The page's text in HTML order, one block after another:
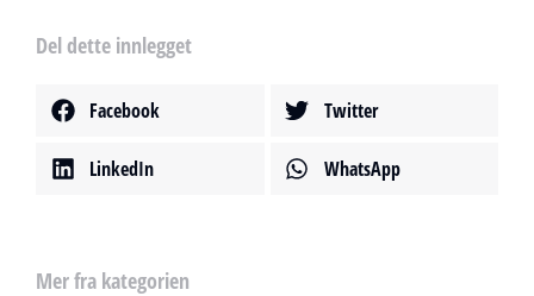
Del dette innlegget
Facebook Twitter
LinkedIn WhatsApp
Mer fra kategorien